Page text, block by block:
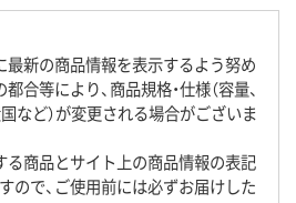
最新の商品情報を表示するよう努め
合等により、商品規格・仕様（容量、
など）が変更される場合がございま
る商品とサイト上の商品情報の表記
ので、ご使用前には必ずお届けした